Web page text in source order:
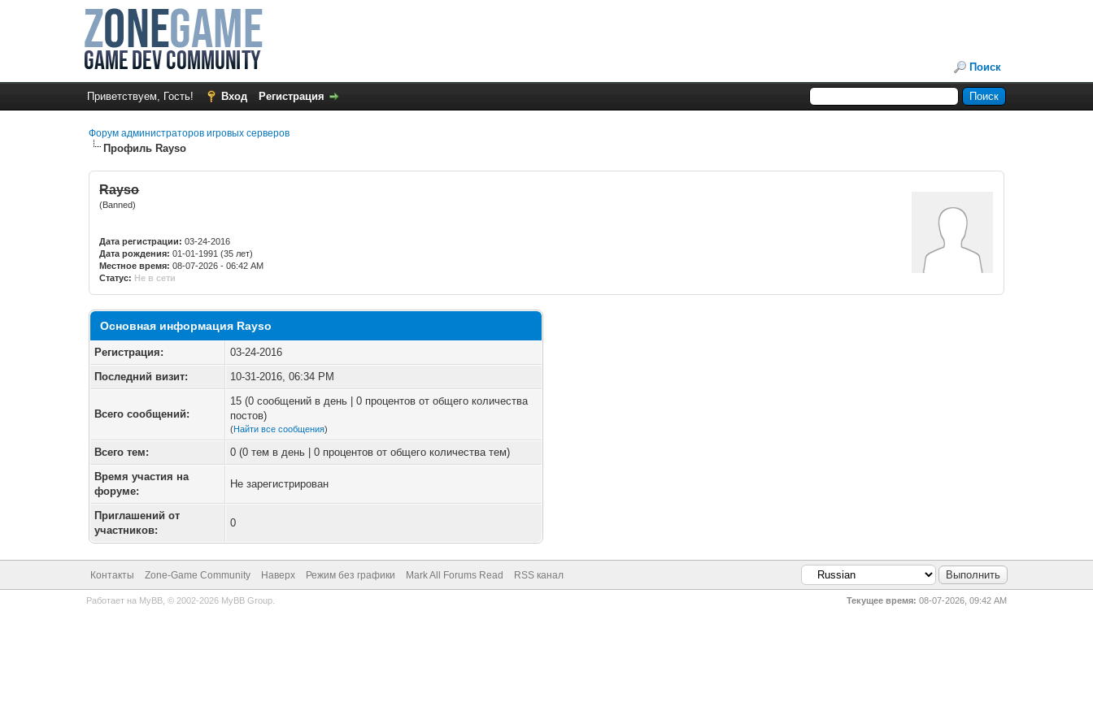
Поиск
Приветствуем, Гость! Вход Регистрация
Форум администраторов игровых серверов
Профиль Rayso
Rayso
(Banned)
Дата регистрации: 03-24-2016
Дата рождения: 01-01-1991 (35 лет)
Местное время: 08-07-2026 - 06:42 AM
Статус: Не в сети
Основная информация Rayso
Регистрация:
03-24-2016
Последний визит:
10-31-2016, 06:34 PM
Всего сообщений:
15 (0 сообщений в день | 0 процентов от общего количества
постов)
(Найти все сообщения)
Всего тем:
0 (0 тем в день | 0 процентов от общего количества тем)
Время участия на
форуме:
Не зарегистрирован
Приглашений от
участников:
0
Контакты Zone-Game Community Наверх Режим без графики Mark All Forums Read RSS канал
Текущее время: 08-07-2026, 09:42 AM
Работает на MyBB, © 2002-2026 MyBB Group.